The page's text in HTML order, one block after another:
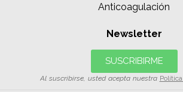
Anticoagulación
Newsletter
SUSCRIBIRME
Al suscribirse, usted acepta nuestra